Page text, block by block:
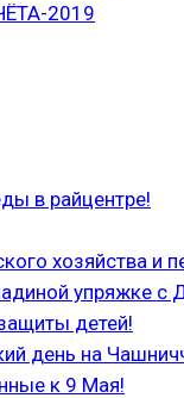
2019
в райцентре!
хозяйства
упряжке
детей!
день на
к 9 Мая!